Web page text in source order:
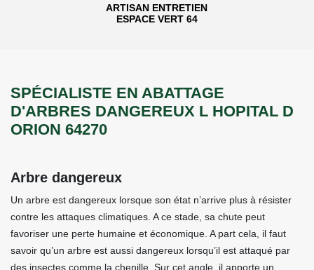
ARTISAN ENTRETIEN
ESPACE VERT 64
SPÉCIALISTE EN ABATTAGE
D'ARBRES DANGEREUX L HOPITAL D
ORION 64270
Arbre dangereux
Un arbre est dangereux lorsque son état n’arrive plus à résister
contre les attaques climatiques. A ce stade, sa chute peut
favoriser une perte humaine et économique. A part cela, il faut
savoir qu’un arbre est aussi dangereux lorsqu’il est attaqué par
des insectes comme la chenille. Sur cet angle, il apporte un